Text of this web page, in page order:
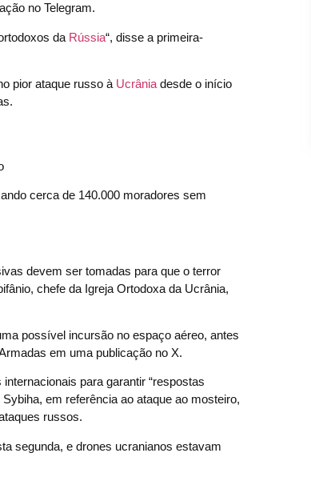
no Telegram.
da Rússia“, disse a primeira-
pior ataque russo à Ucrânia desde o início
cerca de 140.000 moradores sem
devem ser tomadas para que o terror
chefe da Igreja Ortodoxa da Ucrânia,
possível incursão no espaço aéreo, antes
em uma publicação no X.
para garantir “respostas
em referência ao ataque ao mosteiro,
russos.
segunda, e drones ucranianos estavam